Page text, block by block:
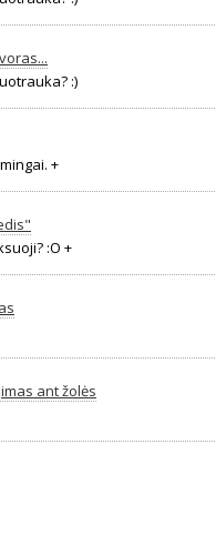
:)
+
:O +
ant žolės